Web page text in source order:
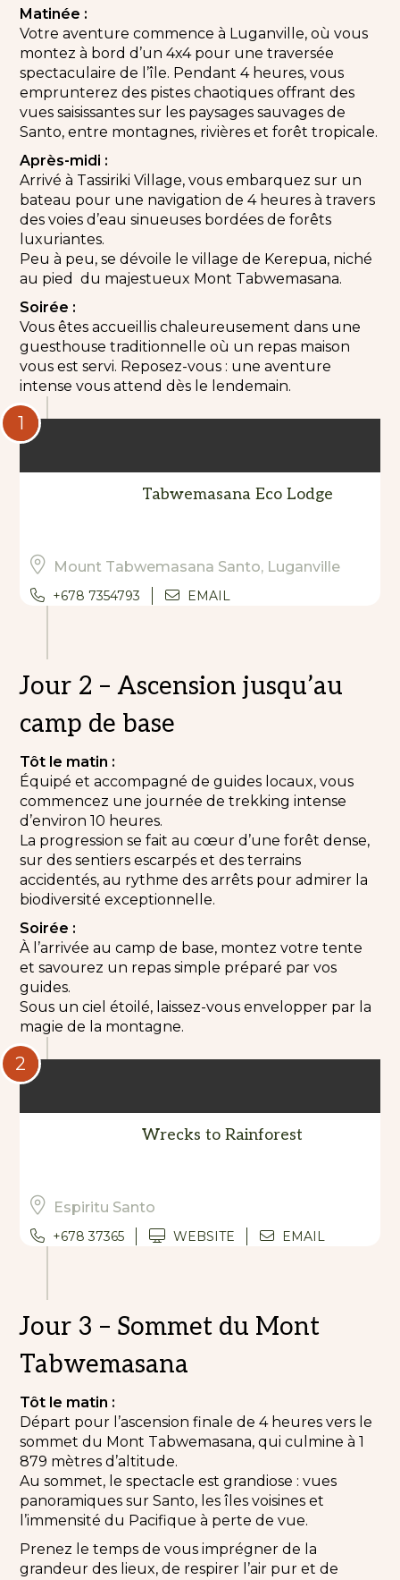
Matinée :
Votre aventure commence à Luganville, où vous
montez à bord d’un 4x4 pour une traversée
spectaculaire de l’île. Pendant 4 heures, vous
emprunterez des pistes chaotiques offrant des
vues saisissantes sur les paysages sauvages de
Santo, entre montagnes, rivières et forêt tropicale.
Après-midi :
Arrivé à Tassiriki Village, vous embarquez sur un
bateau pour une navigation de 4 heures à travers
des voies d’eau sinueuses bordées de forêts
luxuriantes.
Peu à peu, se dévoile le village de Kerepua, niché
au pied du majestueux Mont Tabwemasana.
Soirée :
Vous êtes accueillis chaleureusement dans une
guesthouse traditionnelle où un repas maison
vous est servi. Reposez-vous : une aventure
intense vous attend dès le lendemain.
1
Tabwemasana Eco Lodge
Mount Tabwemasana Santo, Luganville
+678 7354793 EMAIL
Jour 2 – Ascension jusqu’au
camp de base
Tôt le matin :
Équipé et accompagné de guides locaux, vous
commencez une journée de trekking intense
d’environ 10 heures.
La progression se fait au cœur d’une forêt dense,
sur des sentiers escarpés et des terrains
accidentés, au rythme des arrêts pour admirer la
biodiversité exceptionnelle.
Soirée :
À l’arrivée au camp de base, montez votre tente
et savourez un repas simple préparé par vos
guides.
Sous un ciel étoilé, laissez-vous envelopper par la
magie de la montagne.
2
Wrecks to Rainforest
Espiritu Santo
+678 37365 WEBSITE EMAIL
Jour 3 – Sommet du Mont
Tabwemasana
Tôt le matin :
Départ pour l’ascension finale de 4 heures vers le
sommet du Mont Tabwemasana, qui culmine à 1
879 mètres d’altitude.
Au sommet, le spectacle est grandiose : vues
panoramiques sur Santo, les îles voisines et
l’immensité du Pacifique à perte de vue.
Prenez le temps de vous imprégner de la
grandeur des lieux, de respirer l’air pur et de